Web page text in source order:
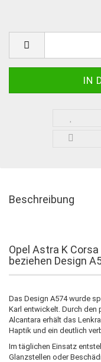
Beschreibung
Opel Astra K
beziehen Design
Das Design A574 wurde
Karl entwickelt. Durch
Alcantara erhält das
Haptik und ein deutlich
Im täglichen Einsatz
Glanzstellen oder